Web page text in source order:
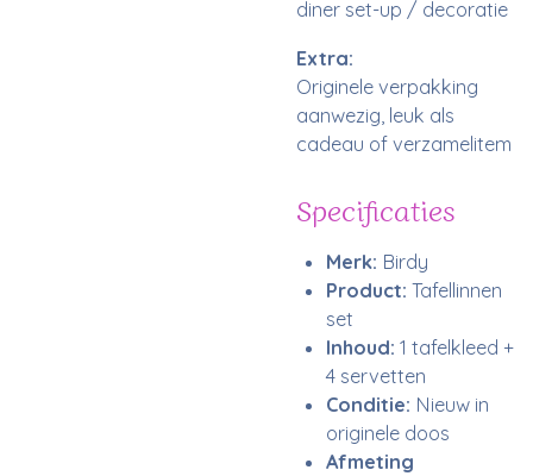
diner set-up / decoratie
Extra:
Originele verpakking
aanwezig, leuk als
cadeau of verzamelitem
Specificaties
Merk: Birdy
Product: Tafellinnen
set
Inhoud: 1 tafelkleed +
4 servetten
Conditie: Nieuw in
originele doos
Afmeting